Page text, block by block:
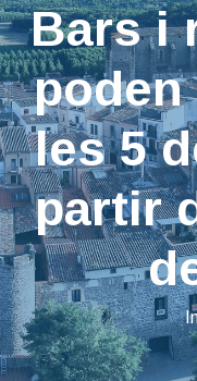
Bars i
les 5
partir